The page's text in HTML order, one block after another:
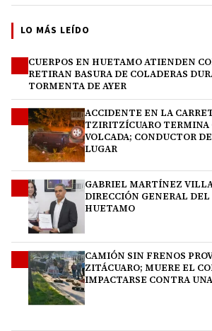
LO MÁS LEÍDO
CUERPOS EN HUETAMO ATIENDEN
RETIRAN BASURA DE COLADERAS
TORMENTA DE AYER
ACCIDENTE EN LA
TZIRITZÍCUARO TERMINA
VOLCADA; CONDUCTOR
LUGAR
GABRIEL MARTÍNEZ
DIRECCIÓN GENERAL
HUETAMO
CAMIÓN SIN FRENOS
ZITÁCUARO; MUERE EL
IMPACTARSE CONTRA